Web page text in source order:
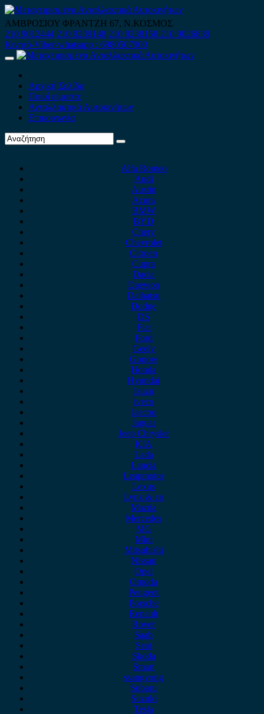
Skip
to
content
ΑΜΒΡΟΣΙΟΥ ΦΡΑΝΤΖΗ 67, Ν.ΚΟΣΜΟΣ
210 9012444 210 9239148 210 9238158 210 9026839
Κινητό-Viber-whatsapp : 6980507900
Primary
Αρχική Σελίδα
Ποιοί είμαστε
Ανταλλακτικά Αυτοκινήτων
Επικοινωνία
Alfa Romeo
Audi
Austin
Acura
BMW
BYD
Chery
Chevrolet
Citroen
Cupra
Dacia
Daewoo
Daihatsu
Dodge
DS
Fiat
Ford
Geely
Gonow
Honda
Hyundai
Isuzu
iveco
Jaecoo
Jaguar
Jeep Chrysler
KIA
Lada
Lancia
Leapmotor
Lexus
Lynk & co
Mazda
Mercedes
MG
Mini
Mitsubishi
Nissan
Opel
Omoda
Peugeot
Porsche
Renault
Rover
Saab
Seat
Skoda
Smart
ssangyong
Subaru
Suzuki
Tesla